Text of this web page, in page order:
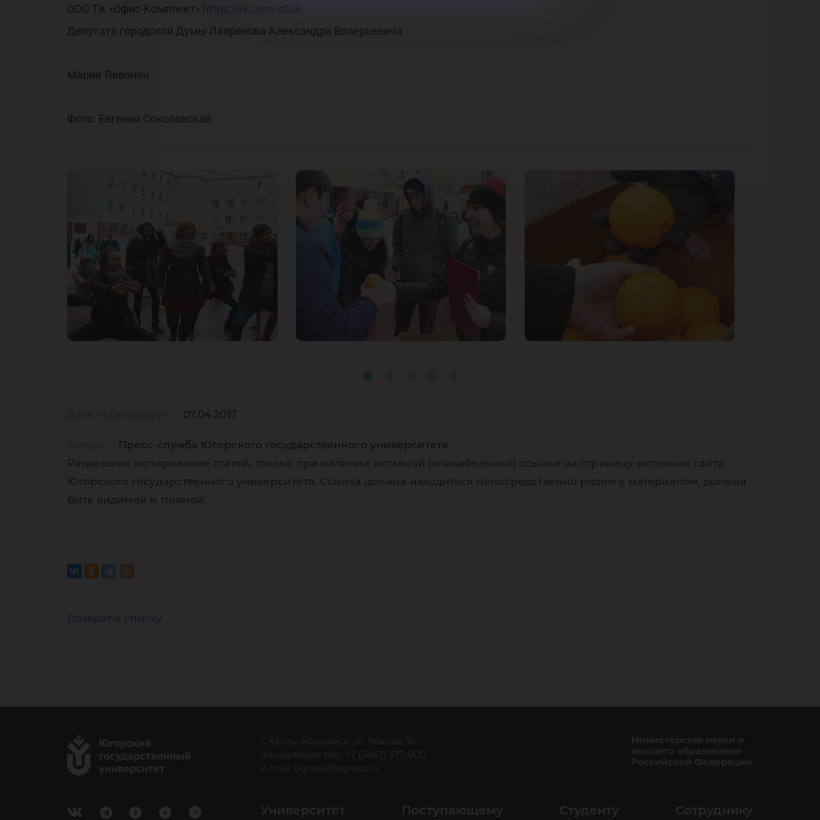
ООО ТК «Офис-Комплект» https://vk.com/ofisk
Депутата городской Думы Лавренова Александра Валерьевича
Мария Левонян
Фото: Евгения Соколовская
07.04.2017
Пресс-служба Югорского государственного университета
Разрешено копирование статей, только при наличии активной (кликабельной) ссылки на страницу-источник сайта
Югорского государственного университета. Ссылка должна находиться непосредственно рядом с материалом, должна
быть видимой и прямой.
Возврат к списку
г. Ханты-Мансийск, ул. Чехова, 16
Канцелярия: тел.: +7 (3467) 377-000
e-mail:
ugrasu@ugrasu.ru
Министерство науки и
высшего образования
Российской Федерации
Университет Поступающему Студенту Сотруднику